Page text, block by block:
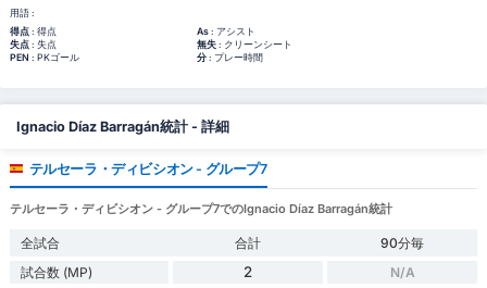
用語 :
得点: 得点 As: アシスト
失点: 失点 無失: クリーンシート
PEN : PKゴール 分: プレー時間
Ignacio Díaz Barragán統計 - 詳細
テルセーラ・ディビシオン - グループ7
テルセーラ・ディビシオン - グループ7でのIgnacio Díaz Barragán統計
全試合 合計
90分毎
試合数 (MP)
2
N/A